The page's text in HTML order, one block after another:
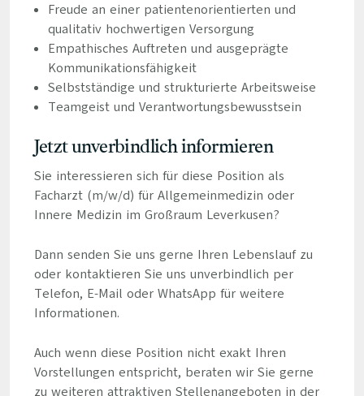
Freude an einer patientenorientierten und
qualitativ hochwertigen Versorgung
Empathisches Auftreten und ausgeprägte
Kommunikationsfähigkeit
Selbstständige und strukturierte Arbeitsweise
Teamgeist und Verantwortungsbewusstsein
Jetzt unverbindlich informieren
Sie interessieren sich für diese Position als
Facharzt (m/w/d) für Allgemeinmedizin oder
Innere Medizin im Großraum Leverkusen?
Dann senden Sie uns gerne Ihren Lebenslauf zu
oder kontaktieren Sie uns unverbindlich per
Telefon, E-Mail oder WhatsApp für weitere
Informationen.
Auch wenn diese Position nicht exakt Ihren
Vorstellungen entspricht, beraten wir Sie gerne
zu weiteren attraktiven Stellenangeboten in der